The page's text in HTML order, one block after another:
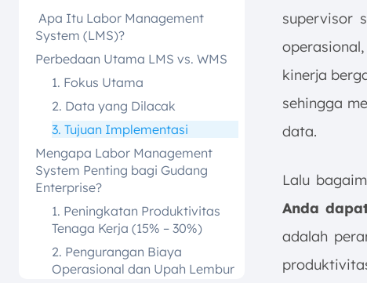
Apa Itu Labor Management
System (LMS)?
Perbedaan Utama LMS vs. WMS
1. Fokus Utama
2. Data yang Dilacak
3. Tujuan Implementasi
Mengapa Labor Management
System Penting bagi Gudang
Enterprise?
1. Peningkatan Produktivitas
Tenaga Kerja (15% – 30%)
2. Pengurangan Biaya
Operasional dan Upah Lembur
supervisor
kinerja
sehingga
data.
Lalu
Anda
adalah